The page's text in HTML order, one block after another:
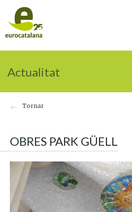
Actualitat
Tornar
OBRES PARK GÜELL